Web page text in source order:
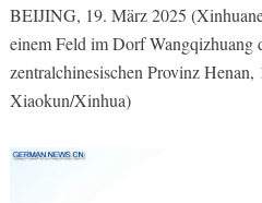
BEIJING, 19. März 2025
einem Feld im Dorf Wangqizhuang
zentralchinesischen Provinz
Xiaokun/Xinhua)